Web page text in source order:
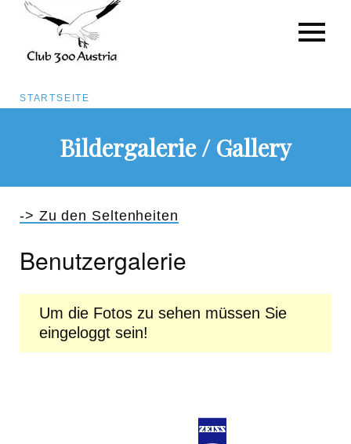
Inhalt
Pfadnavigation
STARTSEITE
Bildergalerie / Gallery
-> Zu den Seltenheiten
Benutzergalerie
Um die Fotos zu sehen müssen Sie
eingeloggt sein!